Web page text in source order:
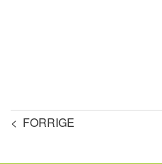
< FORRIGE